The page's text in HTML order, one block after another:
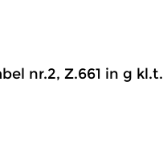
nr.2, Z.661 in g kl.t.